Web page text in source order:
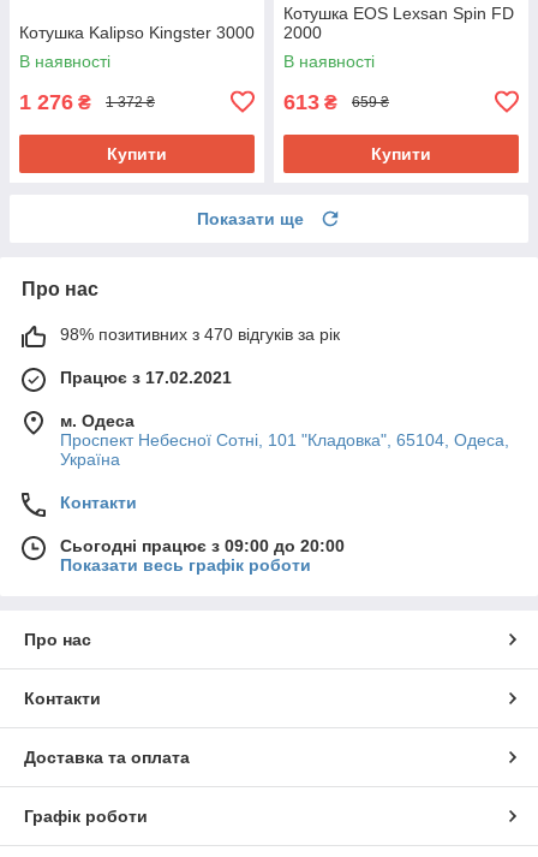
Котушка Kalipso Kingster 3000
В наявності
1 276 ₴ 1 372 ₴
Купити
Котушка EOS Lexsan Spin FD
2000
В наявності
613 ₴ 659 ₴
Купити
Показати ще
Про нас
98% позитивних з 470 відгуків за рік
Працює з 17.02.2021
м. Одеса
Проспект Небесної Сотні, 101 "Кладовка", 65104, Одеса,
Україна
Контакти
Сьогодні працює з 09:00 до 20:00
Показати весь графік роботи
Про нас
Контакти
Доставка та оплата
Графік роботи